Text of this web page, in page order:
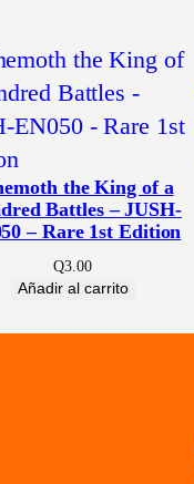
the King of a
Battles – JUSH-
– Rare 1st Edition
Q3.00
Añadir al carrito